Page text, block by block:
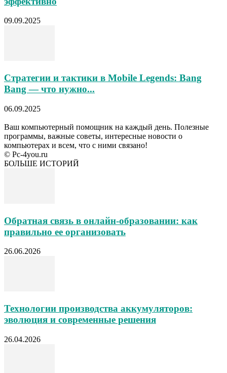
09.09.2025
Стратегии и тактики в Mobile Legends: Bang
Bang — что нужно...
06.09.2025
Ваш компьютерный помощник на каждый день. Полезные
программы, важные советы, интересные новости о
компьютерах и всем, что с ними связано!
© Pc-4you.ru
БОЛЬШЕ ИСТОРИЙ
Обратная связь в онлайн-образовании: как
правильно ее организовать
26.06.2026
Технологии производства аккумуляторов:
эволюция и современные решения
26.04.2026